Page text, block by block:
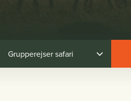
Grupperejser safari